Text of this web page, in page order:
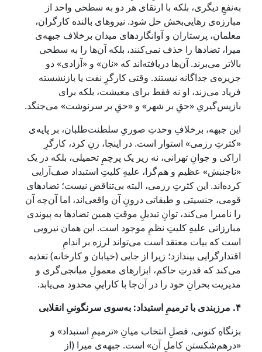
به‌نفعِ دیگری، بلکه با ارتقای هر دو به سطحی واحد از
مبارزه‌ی رهایی‌بخش حل شود. نیروهای بالنده کارگران،
معلمان، پرستاران و آوانگاردهای میدان برخلاف جبهه‌ی
میرا، تضادها را حذف نمی‌کنند، بلکه آن‌ها را به سطحی
بالاتر می‌برند. آن‌ها دریافته‌اند که «نان» و «آزادی» دو
جزیره‌ی جداگانه نیستند. وقتی کارگرِ نفت یا بازنشسته
فریاد می‌زند، او نه فقط برای معیشت، بلکه برای
بازپس‌گیریِ «حقِ بر شهر» و «حقِ بر سرنوشت» می‌جنگد.
این جبهه، برخلافِ وحدتِ صوریِ سلطنت‌طلبان، بر پایه‌ی
«کثرتِ رزمی» استوار است. در اینجا، زنِ کرد، کارگرِ
اراکی و جوانِ تهرانی، نه زیر یک پرچمِ تحمیلی، بلکه در یک
«ناجنبش» عظیم و هم‌گرا، علیهِ کلیتِ استبداد صف‌آرایی
کرده‌اند. این کثرتِ رزمی، البته بی‌تناقض نیست؛ تضادهای
قومی، جنسیتی و طبقاتی درونِ آن واقعی‌اند، اما آن‌چه آن
را نامیرا می‌کند، توانِ تبدیلِ موقتِ همین تضادها به پیوندی
مبارزاتی علیهِ کلیتِ نظمِ موجود است. این همان نیرویی
است که بیات معتقد است می‌تواند لرزه بر اندامِ
اقتدارگرایی بیندازد؛ زیرا از جایی (خیابان و کارخانه) تغذیه
می‌کند که قدرتِ حاکم، ابزارهای معمولِ میانجی‌گری و
مدیریت بحرانِ خود را در آن‌جا با کاراییِ محدود می‌یابد.
بزنگاهِ کنونی، فصلِ انتخاب میانِ «ترمیمِ استبداد» و
«درهم‌شکستنِ کاملِ آن» است. جبهه‌ی میرا (از